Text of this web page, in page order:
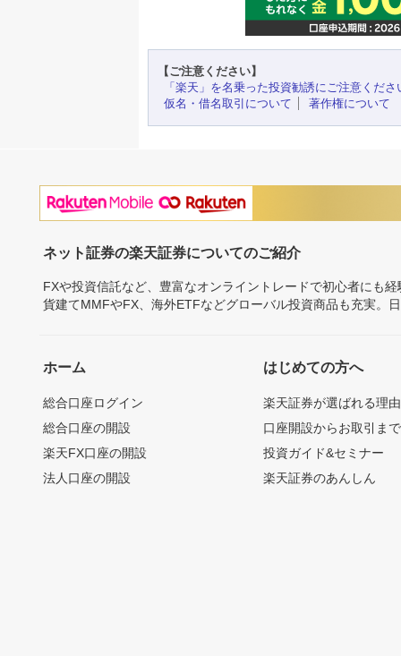
【ご注意ください】
「楽天」を名乗った投資勧誘にご注意くださ
仮名・借名取引について
著作権について
ネット証券の楽天証券についてのご紹介
FXや投資信託など、豊富なオンライントレードで初心者にも
貨建てMMFやFX、海外ETFなどグローバル投資商品も充実。
ホーム
総合口座ログイン
総合口座の開設
楽天FX口座の開設
法人口座の開設
はじめての方へ
楽天証券が選ばれる理由
口座開設からお取引ま
投資ガイド&セミナー
楽天証券のあんしん